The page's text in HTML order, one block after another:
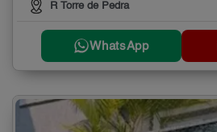
R Torre de Pedra
WhatsApp